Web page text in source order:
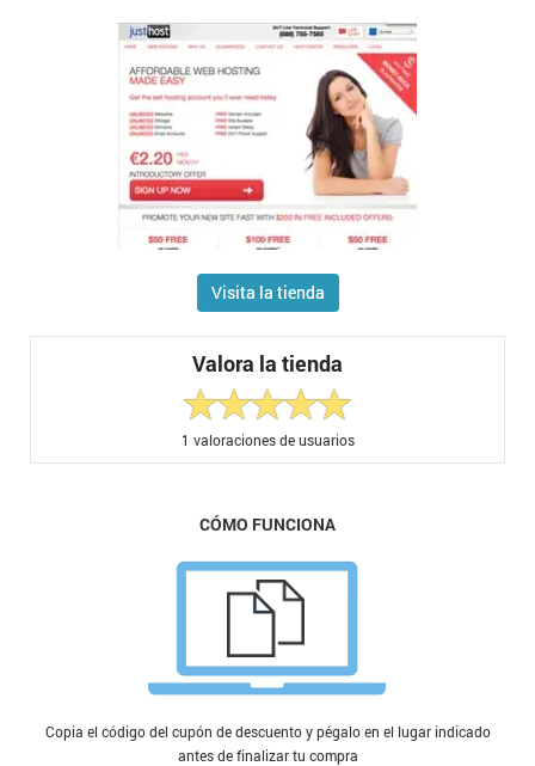
Visita la tienda
Valora la tienda
1 valoraciones de usuarios
CÓMO FUNCIONA
Copia el código del cupón de descuento y pégalo en el lugar indicado
antes de finalizar tu compra